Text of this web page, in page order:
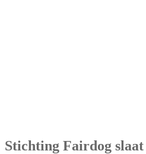
Stichting Fairdog